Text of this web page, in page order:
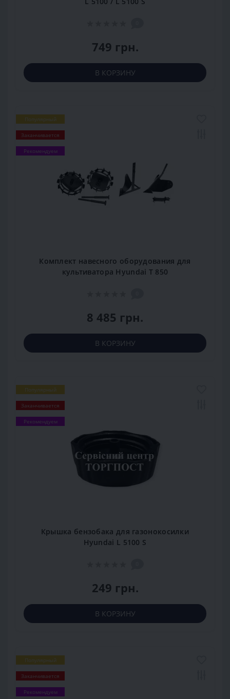
749 грн.
В КОРЗИНУ
Популярный
Заканчивается
Рекомендуем
Комплект навесного оборудования для
культиватора Hyundai T 850
8 485 грн.
В КОРЗИНУ
Популярный
Заканчивается
Рекомендуем
Крышка бензобака для газонокосилки
Hyundai L 5100 S
249 грн.
В КОРЗИНУ
Популярный
Заканчивается
Рекомендуем